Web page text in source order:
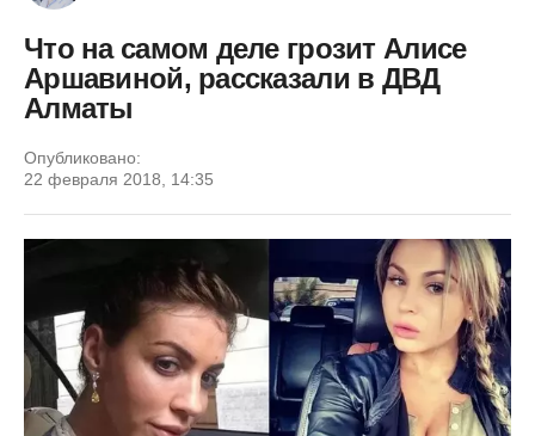
Что на самом деле грозит Алисе
Аршавиной, рассказали в ДВД
Алматы
Опубликовано:
22 февраля 2018, 14:35